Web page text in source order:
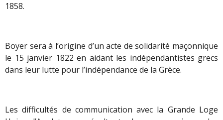
1858.
Boyer sera à l’origine d’un acte de solidarité maçonnique
le 15 janvier 1822 en aidant les indépendantistes grecs
dans leur lutte pour l’indépendance de la Grèce.
Les difficultés de communication avec la Grande Loge